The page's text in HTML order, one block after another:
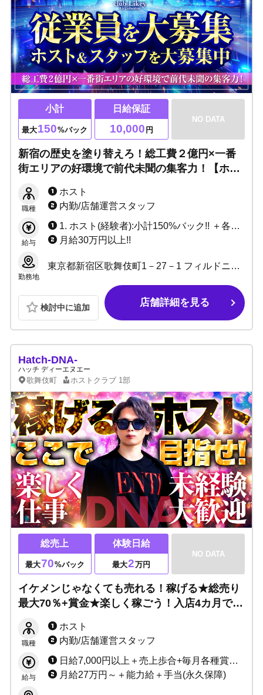
小計
最大150%バック
日給保証
10,000 円
NO DATA
新宿の歴史を塗り替えろ！総工費２億円×一番
街エリアの好環境で前代未聞の集客力！【ホス
きやすさを徹底追及！
職種
ホスト
内勤/店舗運営スタッフ
給与
1. ホスト(経験者):小計150%バック!! ＋各種賞金多数!! 2. ホスト(未経験):日給10,000円 ＋ 各種賞金多数!!
月給30万円以上!!
勤務地
東京都新宿区歌舞伎町1－27－1 フィルドニアビルB2 B3
検討中に追加 店舗詳細を見る
Hatch-DNA-
ハッチ ディーエヌエー
歌舞伎町 ホストクラブ 1部
総売上
最大70%バック
体験日給
最大2万円
NO DATA
イケメンじゃなくても売れる！稼げる★総売り
最大70％+賞金★楽しく稼ごう！入店4カ月で目
制万全です！未経験大歓迎！
職種
ホスト
内勤/店舗運営スタッフ
給与
日給7,000円以上＋売上歩合+毎月各種賞金 総売上から43〜70%バック（セット料金、同伴料金等、全て売上に加算） 【給与システムが変更となり、もっと稼げるようになりました！】 小計から「総売り」計算になり、「お客様が全部でいくら使ってくれたか」でバックを計算します。 より明朗でわかりやすい給与体系でこれまで以上にモチベーションも上がり、何より「稼げる」環境になりました！ ＜売上げ歩合システム＞ これまで：売上小計から60〜90%＋賞金 これから：総売上から 43〜70%＋各賞金 【収入例】※面接時に詳細な給与例をご説明します 年収500万円／21歳（入社1年目） 年収700万円／22歳（入社2年目） 年収1000万円／24歳（入社3年目）
月給27万円～＋能力給＋手当(永久保障)